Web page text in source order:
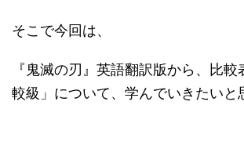
そこで今回は、
『鬼滅の刃』英語翻訳版から、比
較級」について、学んでいきたいと